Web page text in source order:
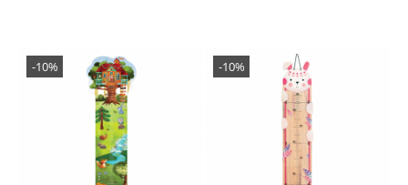
-10% -10%